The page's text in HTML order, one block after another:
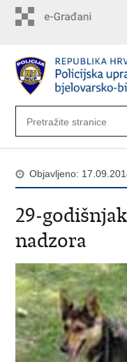
Objavljeno:
29-
nadzora